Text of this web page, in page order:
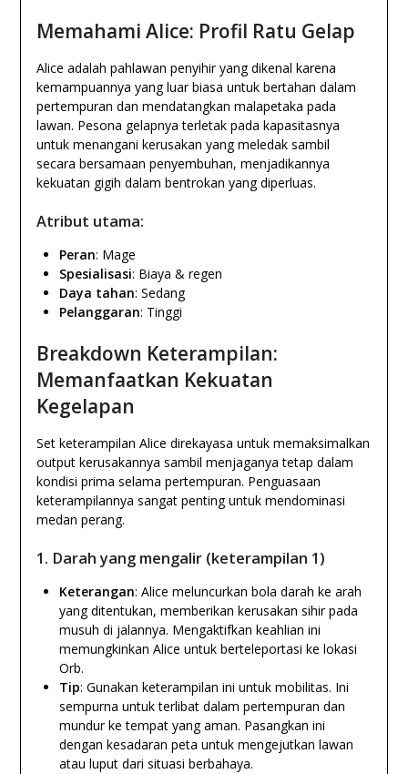
Memahami Alice: Profil Ratu Gelap
Alice adalah pahlawan penyihir yang dikenal karena
kemampuannya yang luar biasa untuk bertahan dalam
pertempuran dan mendatangkan malapetaka pada
lawan. Pesona gelapnya terletak pada kapasitasnya
untuk menangani kerusakan yang meledak sambil
secara bersamaan penyembuhan, menjadikannya
kekuatan gigih dalam bentrokan yang diperluas.
Atribut utama:
Peran: Mage
Spesialisasi: Biaya & regen
Daya tahan: Sedang
Pelanggaran: Tinggi
Breakdown Keterampilan:
Memanfaatkan Kekuatan
Kegelapan
Set keterampilan Alice direkayasa untuk memaksimalkan
output kerusakannya sambil menjaganya tetap dalam
kondisi prima selama pertempuran. Penguasaan
keterampilannya sangat penting untuk mendominasi
medan perang.
1. Darah yang mengalir (keterampilan 1)
Keterangan: Alice meluncurkan bola darah ke arah
yang ditentukan, memberikan kerusakan sihir pada
musuh di jalannya. Mengaktifkan keahlian ini
memungkinkan Alice untuk berteleportasi ke lokasi
Orb.
Tip: Gunakan keterampilan ini untuk mobilitas. Ini
sempurna untuk terlibat dalam pertempuran dan
mundur ke tempat yang aman. Pasangkan ini
dengan kesadaran peta untuk mengejutkan lawan
atau luput dari situasi berbahaya.